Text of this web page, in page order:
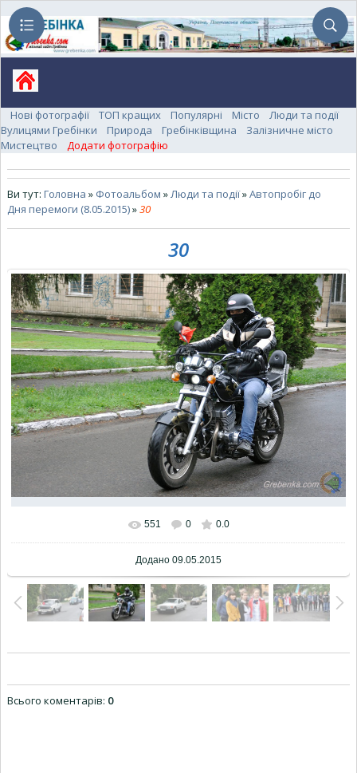
Нові фотографії ТОП кращих Популярні Місто
Люди та події
Вулицями Гребінки
Природа Гребінківщина
Залізничне місто
Мистецтво
Додати фотографію
Ви тут: Головна » Фотоальбом » Люди та події»Автопробіг до
Дня перемоги (8.05.2015)»30
30
551 0 0.0
Додано 09.05.2015
Всього коментарів: 0